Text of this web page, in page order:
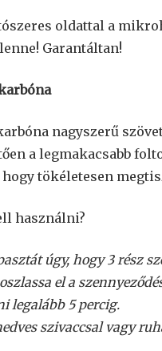
oldattal a
Garantáltan!
nagyszerű
a legmakacsabb
tökéletesen
használni?
úgy, hogy 3 rész
el a
legalább 5 percig.
szivaccsal vagy